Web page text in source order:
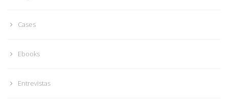
Cases
Ebooks
Entrevistas